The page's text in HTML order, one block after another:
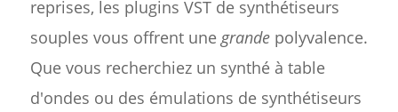
reprises, les plugins VST de synthétiseurs
souples vous offrent unegrandepolyvalence.
Que vous recherchiez un synthé à table
d'ondes ou des émulations de synthétiseurs